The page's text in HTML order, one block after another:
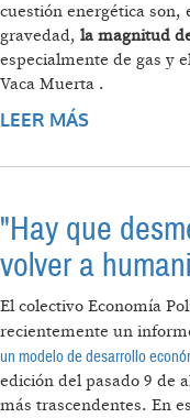
cuestión energética
gravedad, la magnitud
especialmente de gas y
Vaca Muerta .
LEER MÁS
"Hay que
volver a
El colectivo Economía
recientemente un
un modelo de desarrollo
edición del pasado 9 de
más trascendentes. En